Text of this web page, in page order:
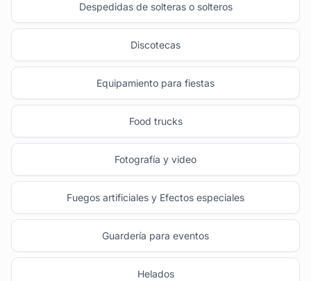
Despedidas de solteras o solteros
Discotecas
Equipamiento para fiestas
Food trucks
Fotografía y video
Fuegos artificiales y Efectos especiales
Guardería para eventos
Helados